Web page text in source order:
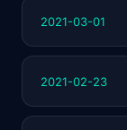
2021-03-01
2021-02-23